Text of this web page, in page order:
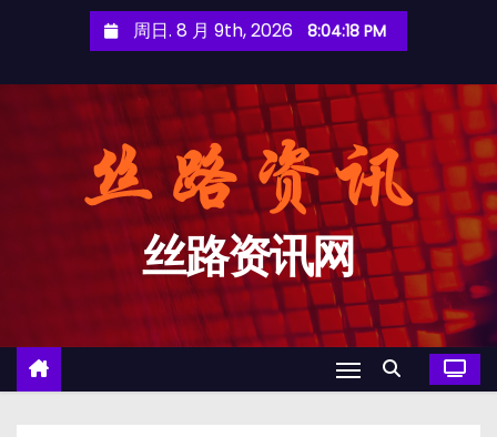
周日. 8 月 9th, 2026 8:04:18 PM
丝路资讯网